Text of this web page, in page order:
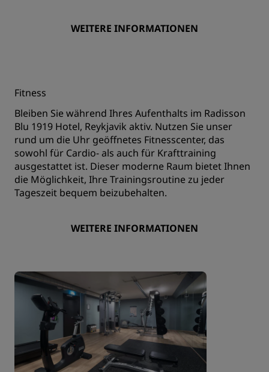
WEITERE INFORMATIONEN
Fitness
Bleiben Sie während Ihres Aufenthalts im Radisson
Blu 1919 Hotel, Reykjavik aktiv. Nutzen Sie unser
rund um die Uhr geöffnetes Fitnesscenter, das
sowohl für Cardio- als auch für Krafttraining
ausgestattet ist. Dieser moderne Raum bietet Ihnen
die Möglichkeit, Ihre Trainingsroutine zu jeder
Tageszeit bequem beizubehalten.
WEITERE INFORMATIONEN